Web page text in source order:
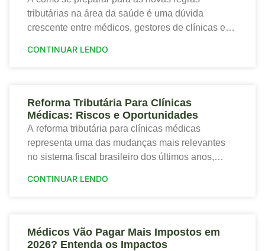
tributárias na área da saúde é uma dúvida
crescente entre médicos, gestores de clínicas e
financeira
CONTINUAR LENDO
Reforma Tributária Para Clínicas
Médicas: Riscos e Oportunidades
A reforma tributária para clínicas médicas
representa uma das mudanças mais relevantes
no sistema fiscal brasileiro dos últimos anos,
setor de saúde. Portanto,
CONTINUAR LENDO
Médicos Vão Pagar Mais Impostos em
2026? Entenda os Impactos